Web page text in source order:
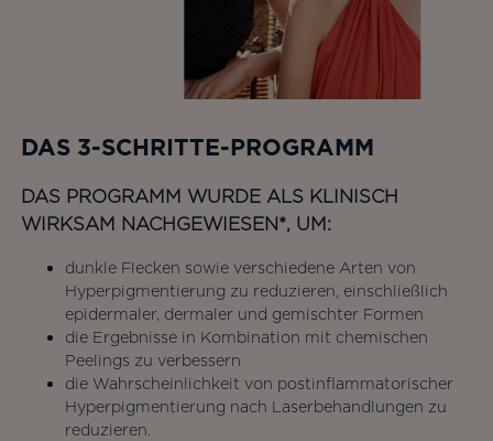
DAS 3-SCHRITTE-PROGRAMM
DAS PROGRAMM WURDE ALS KLINISCH
WIRKSAM NACHGEWIESEN*, UM:
dunkle Flecken sowie verschiedene Arten von
Hyperpigmentierung zu reduzieren, einschließlich
epidermaler, dermaler und gemischter Formen
die Ergebnisse in Kombination mit chemischen
Peelings zu verbessern
die Wahrscheinlichkeit von postinflammatorischer
Hyperpigmentierung nach Laserbehandlungen zu
reduzieren.